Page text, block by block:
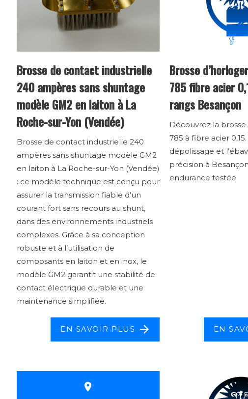
Brosse de contact industrielle
240 ampères sans shuntage
modèle GM2 en laiton à La
Roche-sur-Yon (Vendée)
Brosse de contact industrielle 240
ampères sans shuntage modèle GM2
en laiton à La Roche-sur-Yon (Vendée)
: ce modèle technique est conçu pour
assurer la transmission fiable d’un
courant fort sans recours au shunt,
dans des environnements industriels
complexes. Grâce à sa conception
robuste et à l’utilisation de
composants en laiton et en inox, le
modèle GM2 garantit une stabilité de
contact électrique durable et une
maintenance simplifiée.
EN SAVOIR PLUS
Brosse
785 fibre acier
rangs Besançon
Découvrez la
785 à fibre acier
dépolissage et
précision à
endurance testée
EN
place